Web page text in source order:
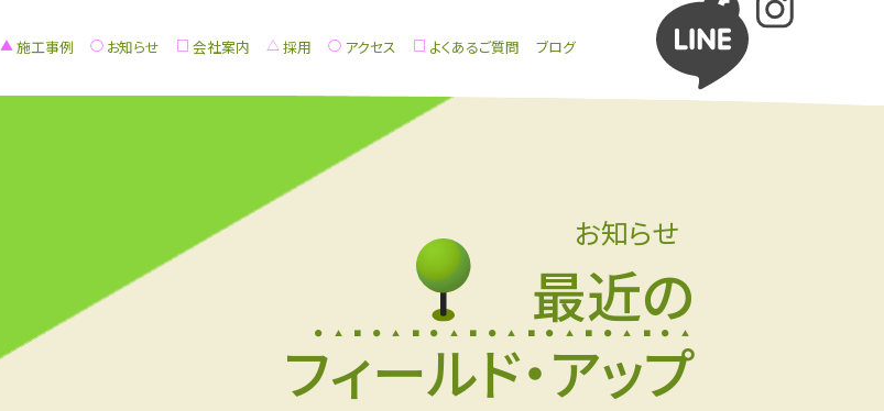
施工事例 お知らせ 会社案内 採用 アクセス よくあるご質問 ブログ
お知らせ
最近の
フィールド・アップ